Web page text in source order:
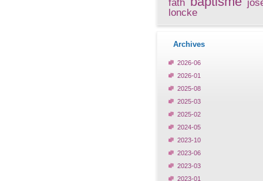
fath
loncke
Archives
2026-06
2026-01
2025-08
2025-03
2025-02
2024-05
2023-10
2023-06
2023-03
2023-01